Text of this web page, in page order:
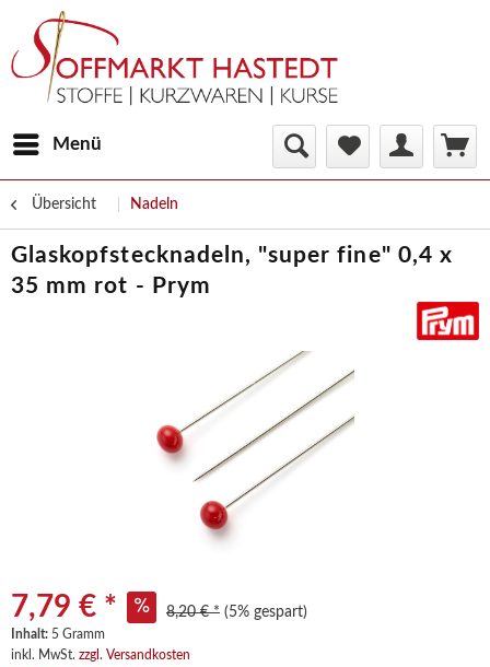
Menü
Übersicht Nadeln
Glaskopfstecknadeln, "super fine" 0,4 x
35 mm rot - Prym
7,79 € * 8,20 € * (5% gespart)
Inhalt: 5 Gramm
inkl. MwSt. zzgl. Versandkosten